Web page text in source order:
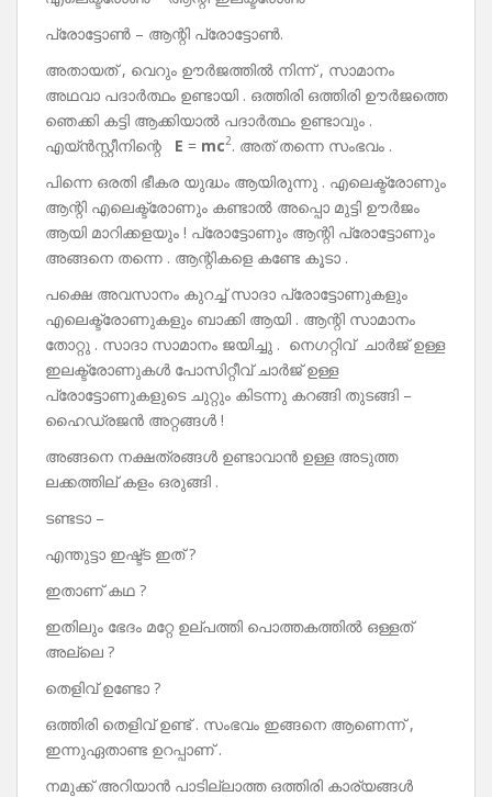
പ്രോട്ടോൺ – ആന്റി പ്രോട്ടോൺ.
അതായത് , വെറും ഊർജത്തിൽ നിന്ന് , സാമാനം
അഥവാ പദാർത്ഥം ഉണ്ടായി . ഒത്തിരി ഒത്തിരി ഊർജത്തെ
ഞെക്കി കട്ടി ആക്കിയാൽ പദാർത്ഥം ഉണ്ടാവും .
എയ്ൻസ്റ്റീനിന്റെ E = mc2. അത് തന്നെ സംഭവം .
പിന്നെ ഒരതി ഭീകര യുദ്ധം ആയിരുന്നു . എലെക്ട്രോണും
ആന്റി എലെക്ട്രോണും കണ്ടാൽ അപ്പൊ മുട്ടി ഊർജം
ആയി മാറിക്കളയും ! പ്രോട്ടോണും ആന്റി പ്രോട്ടോണും
അങ്ങനെ തന്നെ . ആന്റികളെ കണ്ടേ കൂടാ .
പക്ഷെ അവസാനം കുറച്ച് സാദാ പ്രോട്ടോണുകളും
എലെക്ട്രോണുകളും ബാക്കി ആയി . ആന്റി സാമാനം
തോറ്റു . സാദാ സാമാനം ജയിച്ചു . നെഗറ്റിവ് ചാർജ് ഉള്ള
ഇലക്ട്രോണുകൾ പോസിറ്റീവ് ചാർജ് ഉള്ള
പ്രോട്ടോണുകളുടെ ചുറ്റും കിടന്നു കറങ്ങി തുടങ്ങി –
ഹൈഡ്രജൻ അറ്റങ്ങൾ !
അങ്ങനെ നക്ഷത്രങ്ങൾ ഉണ്ടാവാൻ ഉള്ള അടുത്ത
ലക്കത്തില് കളം ഒരുങ്ങി .
ടണ്ടടാ –
എന്തുട്ടാ ഇഷ്ട്ട ഇത് ?
ഇതാണ് കഥ ?
ഇതിലും ഭേദം മറ്റേ ഉല്പത്തി പൊത്തകത്തിൽ ഒള്ളത്
അല്ലെ ?
തെളിവ് ഉണ്ടോ ?
ഒത്തിരി തെളിവ് ഉണ്ട് . സംഭവം ഇങ്ങനെ ആണെന്ന് ,
ഇന്നുഏതാണ്ട ഉറപ്പാണ് .
നമുക്ക് അറിയാൻ പാടില്ലാത്ത ഒത്തിരി കാര്യങ്ങൾ